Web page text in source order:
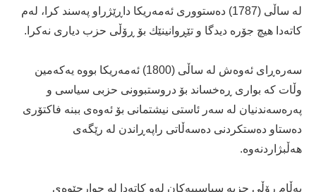
له‌ ساڵى (1787) ده‌ستوورى ئه‌مه‌ریكا داڕێژراو په‌سند كرا، له‌م
كاته‌دا هیچ جۆره‌ دیدگا و تێڕوانینێك بۆ ڕۆڵی حزب دیارى نه‌كرا.
سه‌ره‌ڕاى ئه‌وه‌ش له‌ ساڵى (1800) ئه‌مه‌ریكا بووه‌ یه‌كه‌مین
وڵات كه‌ بوارى ڕه‌خساند بۆ دروستبوونى حزبی سیاسى و
په‌ره‌سه‌ندنیان له‌ سه‌ر ئاستى نیشتمانى بۆ ئه‌وه‌ى ببنه‌ فاكتۆرى
ده‌ستاو ده‌ستكردنى ده‌سه‌ڵاتى راپه‌ڕاندن له‌ رێگه‌ى
هه‌ڵبژاردنه‌وه‌.
به‌ڵام رۆڵى حزبه‌ سیاسییه‌كان له‌و كاته‌دا له‌ چوارچێوه‌ى